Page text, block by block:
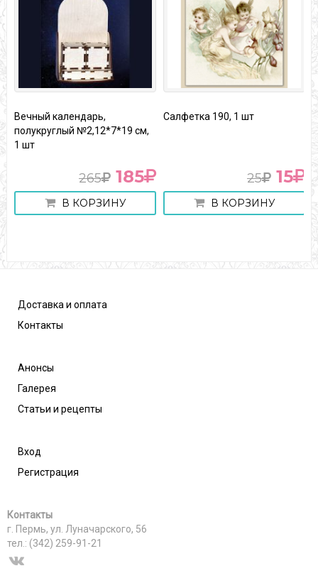
Вечный календарь,
полукруглый №2,12*7*19 см,
1 шт
265 185
В КОРЗИНУ
Салфетка 190, 1 шт
25 15
В КОРЗИНУ
Доставка и оплата
Контакты
Анонсы
Галерея
Статьи и рецепты
Вход
Регистрация
Контакты
г. Пермь, ул. Луначарского, 56
тел.: (342) 259-91-21